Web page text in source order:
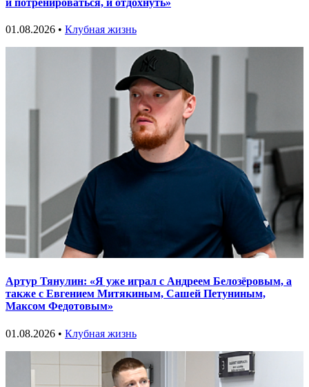
01.08.2026 • Клубная жизнь
Артур Тянулин: «Я уже играл с Андреем Белозёровым, а
также с Евгением Митякиным, Сашей Петуниным,
Максом Федотовым»
01.08.2026 • Клубная жизнь